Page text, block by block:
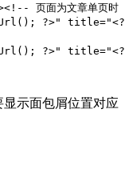
页面为文章单页时
?>"
?>"
示面包屑位置对应